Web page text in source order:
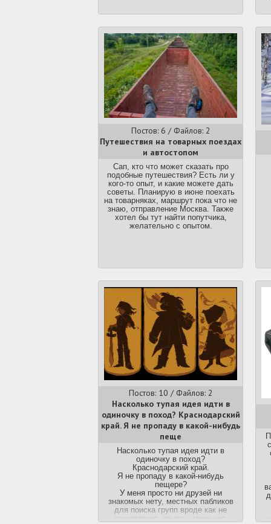
Постов: 6 / Файлов: 2
Путешествия на товарных поездах
и автостопом
Сап, кто что может сказать про
подобные путешествия? Есть ли у
кого-то опыт, и какие можете дать
советы. Планирую в июне поехать
на товарняках, маршрут пока что не
знаю, отправление Москва. Также
хотел бы тут найти попутчика,
желательно с опытом.
Постов: 10 / Файлов: 2
Насколько тупая идея идти в
одиночку в поход? Краснодарский
край. Я не пропаду в какой-нибудь
пеще
Насколько тупая идея идти в
одиночку в поход?
Краснодарский край.
Я не пропаду в какой-нибудь
пещере?
У меня просто ни друзей ни
знакомых нету, местных пабликов
для поиска групп вроде как не